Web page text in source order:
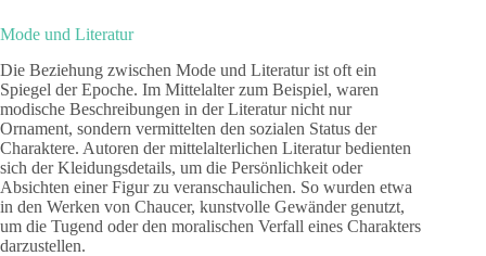
Mode und Literatur
Die Beziehung zwischen Mode und Literatur ist oft ein
Spiegel der Epoche. Im Mittelalter zum Beispiel, waren
modische Beschreibungen in der Literatur nicht nur
Ornament, sondern vermittelten den sozialen Status der
Charaktere. Autoren der mittelalterlichen Literatur bedienten
sich der Kleidungsdetails, um die Persönlichkeit oder
Absichten einer Figur zu veranschaulichen. So wurden etwa
in den Werken von Chaucer, kunstvolle Gewänder genutzt,
um die Tugend oder den moralischen Verfall eines Charakters
darzustellen.